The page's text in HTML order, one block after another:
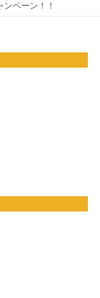
ペーン！！